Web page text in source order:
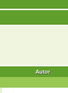
Autor